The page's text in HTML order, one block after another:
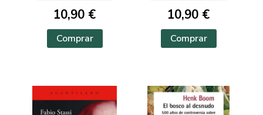
10,90 €
Comprar
10,90 €
Comprar